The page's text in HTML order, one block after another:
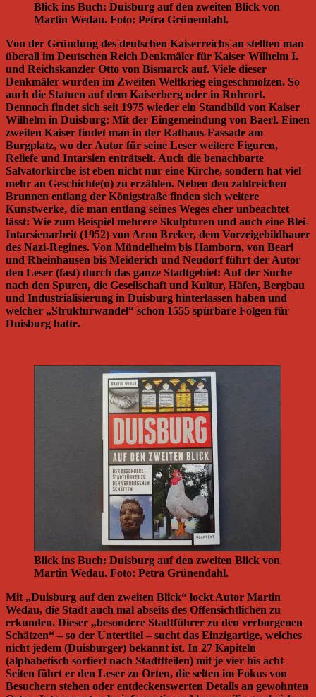
Blick ins Buch: Duisburg auf den zweiten Blick von
Martin Wedau. Foto: Petra Grünendahl.
Von der Gründung des deutschen Kaiserreichs an stellten man
überall im Deutschen Reich Denkmäler für Kaiser Wilhelm I.
und Reichskanzler Otto von Bismarck auf. Viele dieser
Denkmäler wurden im Zweiten Weltkrieg eingeschmolzen. So
auch die Statuen auf dem Kaiserberg oder in Ruhrort.
Dennoch findet sich seit 1975 wieder ein Standbild von Kaiser
Wilhelm in Duisburg: Mit der Eingemeindung von Baerl. Einen
zweiten Kaiser findet man in der Rathaus-Fassade am
Burgplatz, wo der Autor für seine Leser weitere Figuren,
Reliefe und Intarsien enträtselt. Auch die benachbarte
Salvatorkirche ist eben nicht nur eine Kirche, sondern hat viel
mehr an Geschichte(n) zu erzählen. Neben den zahlreichen
Brunnen entlang der Königstraße finden sich weitere
Kunstwerke, die man entlang seines Weges eher unbeachtet
lässt: Wie zum Beispiel mehrere Skulpturen und auch eine Blei-
Intarsienarbeit (1952) von Arno Breker, dem Vorzeigebildhauer
des Nazi-Regines. Von Mündelheim bis Hamborn, von Bearl
und Rheinhausen bis Meiderich und Neudorf führt der Autor
den Leser (fast) durch das ganze Stadtgebiet: Auf der Suche
nach den Spuren, die Gesellschaft und Kultur, Häfen, Bergbau
und Industrialisierung in Duisburg hinterlassen haben und
welcher „Strukturwandel“ schon 1555 spürbare Folgen für
Duisburg hatte.
Blick ins Buch: Duisburg auf den zweiten Blick von
Martin Wedau. Foto: Petra Grünendahl.
Mit „Duisburg auf den zweiten Blick“ lockt Autor Martin
Wedau, die Stadt auch mal abseits des Offensichtlichen zu
erkunden. Dieser „besondere Stadtführer zu den verborgenen
Schätzen“ – so der Untertitel – sucht das Einzigartige, welches
nicht jedem (Duisburger) bekannt ist. In 27 Kapiteln
(alphabetisch sortiert nach Stadttteilen) mit je vier bis acht
Seiten führt er den Leser zu Orten, die selten im Fokus von
Besuchern stehen oder entdeckenswerten Details an gewohnten